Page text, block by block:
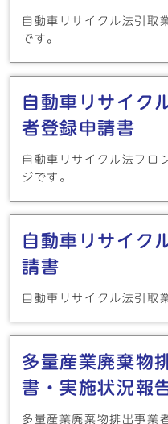
自動車リサイクル法引取
です。
自動車リサイク
者登録申請書
自動車リサイクル法フロ
ジです。
自動車リサイク
請書
自動車リサイクル法引取
多量産業廃棄物
書・実施状況報
多量産業廃棄物排出事業